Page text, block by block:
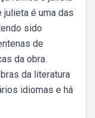
é uma das
sido
de
da obra.
da literatura
idiomas e há